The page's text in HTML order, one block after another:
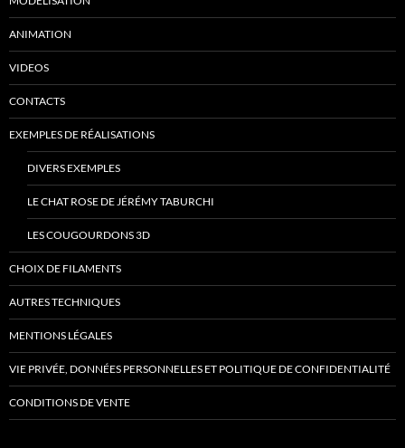
ANIMATION
VIDEOS
CONTACTS
EXEMPLES DE RÉALISATIONS
DIVERS EXEMPLES
LE CHAT ROSE DE JÉRÉMY TABURCHI
LES COUGOURDONS 3D
CHOIX DE FILAMENTS
AUTRES TECHNIQUES
MENTIONS LÉGALES
VIE PRIVÉE, DONNÉES PERSONNELLES ET POLITIQUE DE CONFIDENTIALITÉ
CONDITIONS DE VENTE